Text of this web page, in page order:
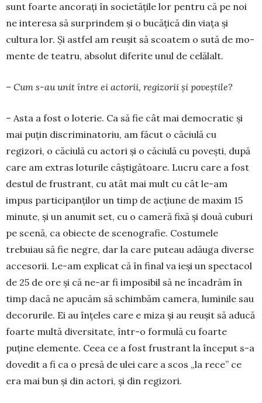
sunt foarte ancorați în so­cietățile lor pentru că pe noi
ne inte­resa să sur­prin­dem și o bucățică din viața și
cultura lor. Și astfel am reușit să scoa­tem o sută de mo­
mente de teatru, absolut di­ferite unul de celălalt.
– Cum s-au unit între ei actorii, re­gizorii și poveștile?
– Asta a fost o loterie. Ca să fie cât mai democratic și
mai puțin discri­mi­na­to­riu, am făcut o căciu­lă cu
regizori, o căciulă cu actori și o căciulă cu povești, du­pă
care am extras loturile câștigătoare. Lucru care a fost
des­tul de frustrant, cu atât mai mult cu cât le-am
impus parti­ci­panților un timp de acțiune de maxim 15
minute, și un anumit set, cu o cameră fixă și două cuburi
pe sce­nă, ca obiecte de sceno­gra­fie. Costu­mele
trebuiau să fie negre, dar la care pu­teau adăuga diverse
acce­sorii. Le-am explicat că în final va ieși un spectacol
de 25 de ore și că ne-ar fi imposibil să ne încadrăm în
timp dacă ne apucăm să schimbăm ca­mera, luminile sau
de­coru­rile. Ei au înțeles care e miza și au reușit să aducă
foarte mul­tă diver­sitate, într-o for­mulă cu foarte
puține ele­mente. Ceea ce a fost frus­trant la început s-a
dovedit a fi ca o presă de ulei care a scos „la rece” ce
era mai bun și din actori, și din re­gizori.